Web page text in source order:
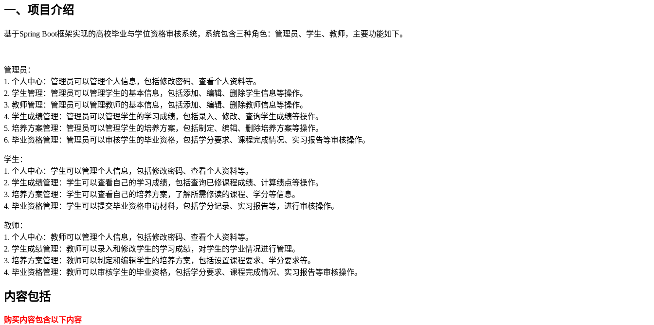
一、项目介绍
基于Spring Boot框架实现的高校毕业与学位资格审核系统，系统包含三种角色：管理员、学生、教师，主要功能如下。
管理员：
1. 个人中心：管理员可以管理个人信息，包括修改密码、查看个人资料等。
2. 学生管理：管理员可以管理学生的基本信息，包括添加、编辑、删除学生信息等操作。
3. 教师管理：管理员可以管理教师的基本信息，包括添加、编辑、删除教师信息等操作。
4. 学生成绩管理：管理员可以管理学生的学习成绩，包括录入、修改、查询学生成绩等操作。
5. 培养方案管理：管理员可以管理学生的培养方案，包括制定、编辑、删除培养方案等操作。
6. 毕业资格管理：管理员可以审核学生的毕业资格，包括学分要求、课程完成情况、实习报告等审核操作。
学生：
1. 个人中心：学生可以管理个人信息，包括修改密码、查看个人资料等。
2. 学生成绩管理：学生可以查看自己的学习成绩，包括查询已修课程成绩、计算绩点等操作。
3. 培养方案管理：学生可以查看自己的培养方案，了解所需修读的课程、学分等信息。
4. 毕业资格管理：学生可以提交毕业资格申请材料，包括学分记录、实习报告等，进行审核操作。
教师：
1. 个人中心：教师可以管理个人信息，包括修改密码、查看个人资料等。
2. 学生成绩管理：教师可以录入和修改学生的学习成绩，对学生的学业情况进行管理。
3. 培养方案管理：教师可以制定和编辑学生的培养方案，包括设置课程要求、学分要求等。
4. 毕业资格管理：教师可以审核学生的毕业资格，包括学分要求、课程完成情况、实习报告等审核操作。
内容包括
购买内容包含以下内容